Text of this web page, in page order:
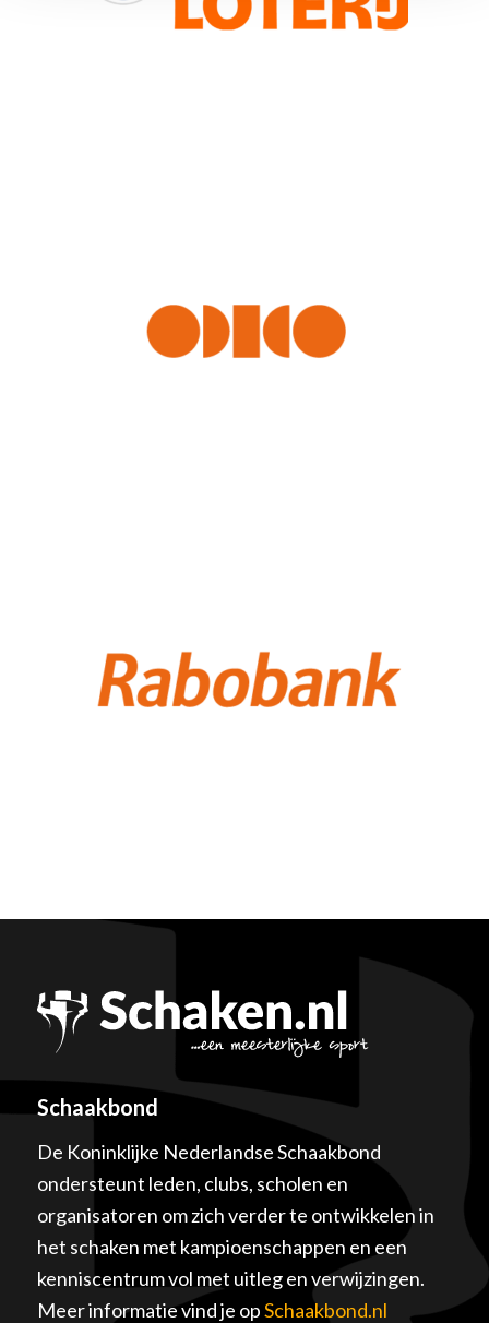
Schaakbond
De Koninklijke Nederlandse Schaakbond
ondersteunt leden, clubs, scholen en
organisatoren om zich verder te ontwikkelen in
het schaken met kampioenschappen en een
kenniscentrum vol met uitleg en verwijzingen.
Meer informatie vind je opSchaakbond.nl